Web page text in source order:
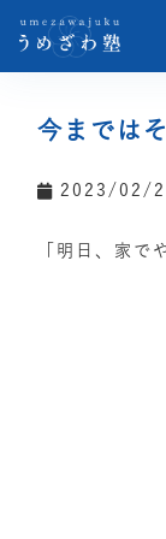
今までは
2023/02/
「明日、家で